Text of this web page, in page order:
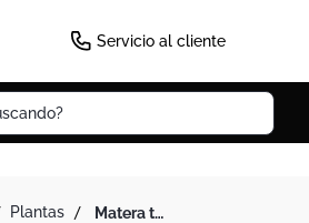
Servicio al cliente
plantas matera tubus beton 57 cm gris concreto